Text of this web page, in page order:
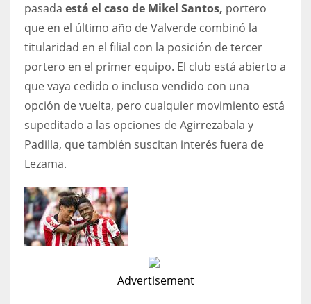
pasada está el caso de Mikel Santos, portero
que en el último año de Valverde combinó la
titularidad en el filial con la posición de tercer
portero en el primer equipo. El club está abierto a
que vaya cedido o incluso vendido con una
opción de vuelta, pero cualquier movimiento está
supeditado a las opciones de Agirrezabala y
Padilla, que también suscitan interés fuera de
Lezama.
Advertisement